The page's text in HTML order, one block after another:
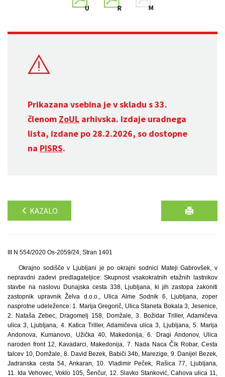
Prikazana vsebina je v skladu s 33.
členom ZoUL arhivska. Izdaje uradnega
lista, izdane po 28.2.2026, so dostopne
na PISRS.
KAZALO
III N 554/2020 Os-2059/24, Stran 1401
Okrajno sodišče v Ljubljani je po okrajni sodnici Mateji Gabrovšek, v
nepravdni zadevi predlagateljice: Skupnost vsakokratnih etažnih lastnikov
stavbe na naslovu Dunajska cesta 338, Ljubljana, ki jih zastopa zakoniti
zastopnik upravnik Želva d.o.o., Ulica Alme Sodnik 6, Ljubljana, zoper
nasprotne udeležence: 1. Marija Gregorič, Ulica Staneta Bokala 3, Jesenice,
2. Nataša Zebec, Dragomelj 158, Domžale, 3. Božidar Triller, Adamičeva
ulica 3, Ljubljana, 4. Katica Triller, Adamičeva ulica 3, Ljubljana, 5. Marija
Andonova, Kumanovo, Užička 40, Makedonija, 6. Dragi Andonov, Ulica
naroden front 12, Kavadarci, Makedonija, 7. Nada Naca Čik Robar, Cesta
talcev 10, Domžale, 8. David Bezek, Babiči 34b, Marezige, 9. Danijel Bezek,
Jadranska cesta 54, Ankaran, 10. Vladimir Peček, Rašica 77, Ljubljana,
11. Ida Vehovec, Voklo 105, Šenčur, 12. Slavko Stanković, Cahova ulica 11,